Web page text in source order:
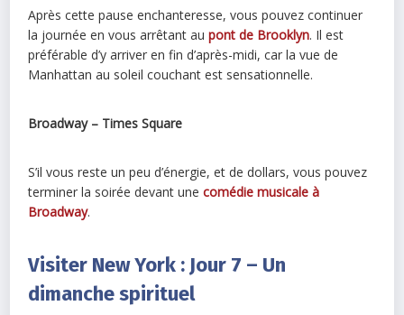
Après cette pause enchanteresse, vous pouvez continuer
la journée en vous arrêtant aupont de Brooklyn. Il est
préférable d’y arriver en fin d’après-midi, car la vue de
Manhattan au soleil couchant est sensationnelle.
Broadway – Times Square
S’il vous reste un peu d’énergie, et de dollars, vous pouvez
terminer la soirée devant unecomédie musicale à
Broadway.
Visiter New York : Jour 7 – Un
dimanche spirituel